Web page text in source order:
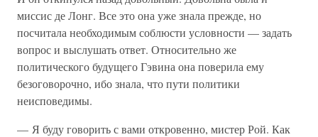
миссис де Лонг. Все это она уже знала прежде, но
посчитала необходимым соблюсти условности — задать
вопрос и выслушать ответ. Относительно же
политического будущего Гэвина она поверила ему
безоговорочно, ибо знала, что пути политики
неисповедимы.
— Я буду говорить с вами откровенно, мистер Рой. Как